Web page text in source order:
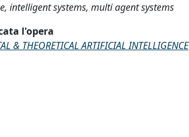
intelligent systems, multi agent systems
l'opera
& THEORETICAL ARTIFICIAL INTELLIGENCE